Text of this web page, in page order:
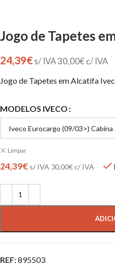
Jogo de Tapetes
24,39€ s/ IVA30,00€ c/ IVA
Jogo de Tapetes em Alcatifa
MODELOS IVECO
Limpar
24,39€ s/ IVA 30,00€c/ IVA
REF:895503